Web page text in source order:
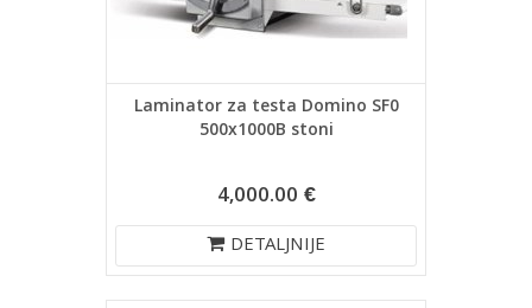
Laminator za testa Domino SF0
500x1000B stoni
4,000.00 €
DETALJNIJE